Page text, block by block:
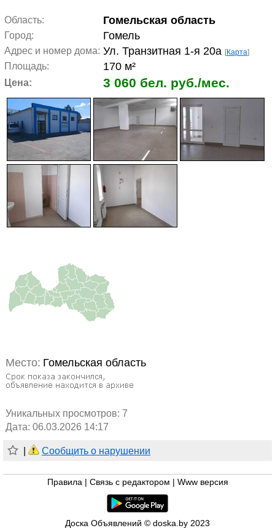
Область: Гомельская область
Город: Гомель
Адрес и номер дома: Ул. Транзитная 1-я 20а [Карта]
Площадь: 170 м²
Цена: 3 060 бел. руб./мес.
Место: Гомельская область
Уникальных просмотров: 7
Дата: 06.03.2026 14:17
Сообщить о нарушении
Правила Связь с редактором Www версия
Доска Объявлений © doska.by 2023